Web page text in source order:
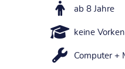
ab 8 Jahre
keine
Computer +